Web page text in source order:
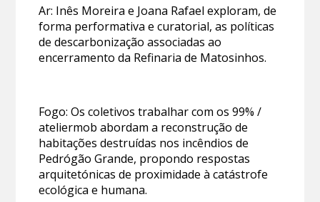
Ar: Inês Moreira e Joana Rafael exploram, de
forma performativa e curatorial, as políticas
de descarbonização associadas ao
encerramento da Refinaria de Matosinhos.
Fogo: Os coletivos trabalhar com os 99% /
ateliermob abordam a reconstrução de
habitações destruídas nos incêndios de
Pedrógão Grande, propondo respostas
arquitetónicas de proximidade à catástrofe
ecológica e humana.